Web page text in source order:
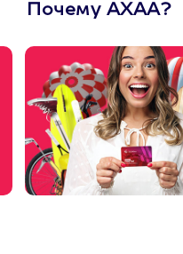
Почему АХАА?